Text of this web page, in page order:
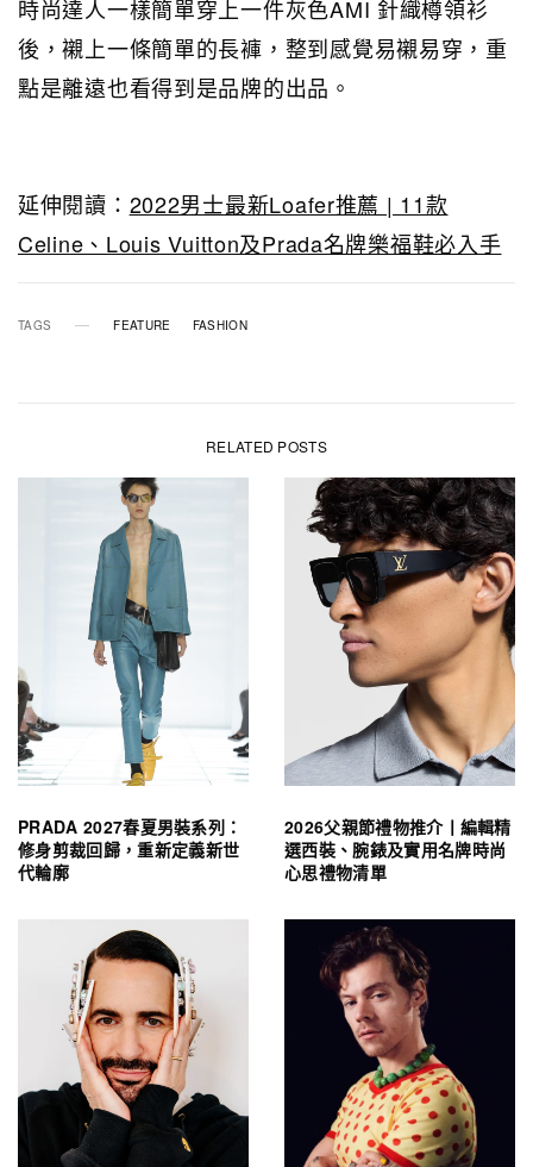
時尚達人一樣簡單穿上一件灰色AMI 針織樽領衫
後，襯上一條簡單的長褲，整到感覺易襯易穿，重
點是離遠也看得到是品牌的出品。
延伸閱讀： 2022男士最新Loafer推薦 | 11款
Celine、Louis Vuitton及Prada名牌樂福鞋必入手
TAGS FEATURE FASHION
RELATED POSTS
PRADA 2027春夏男裝系列：
修身剪裁回歸，重新定義新世
代輪廓
2026父親節禮物推介丨編輯精
選西裝、腕錶及實用名牌時尚
心思禮物清單